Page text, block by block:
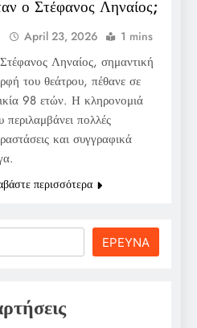
ο Στέφανος Ληναίος;
April 23, 2026 1 mins
Ληναίος, σημαντική
του θεάτρου, πέθανε σε
98 ετών. Η κληρονομιά
περιλαμβάνει πολλές
και συγγραφικά
περισσότερα
ΕΡΕΥΝΑ